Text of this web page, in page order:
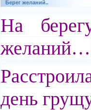
Берег желаний..
На
желаний…
день